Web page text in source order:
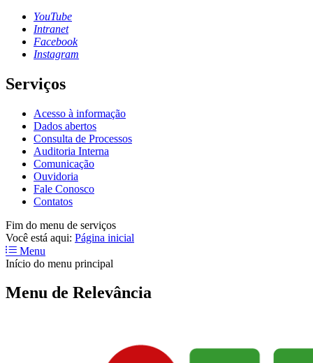
YouTube
Intranet
Facebook
Instagram
Serviços
Acesso à informação
Dados abertos
Consulta de Processos
Auditoria Interna
Comunicação
Ouvidoria
Fale Conosco
Contatos
Fim do menu de serviços
Você está aqui: Página inicial
Menu
Início do menu principal
Menu de Relevância